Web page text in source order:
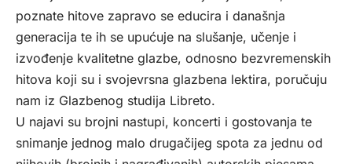
poznate hitove zapravo se educira i današnja
generacija te ih se upućuje na slušanje, učenje i
izvođenje kvalitetne glazbe, odnosno bezvremenskih
hitova koji su i svojevrsna glazbena lektira, poručuju
nam iz Glazbenog studija Libreto.
U najavi su brojni nastupi, koncerti i gostovanja te
snimanje jednog malo drugačijeg spota za jednu od